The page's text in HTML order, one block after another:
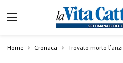
Home Cronaca Trovato morto